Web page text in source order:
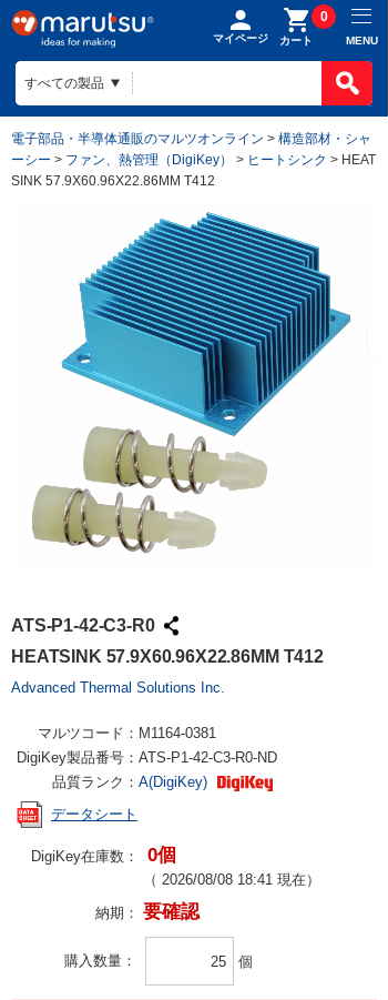
マイページ カート
0
MENU
電子部品・半導体通販のマルツオンライン > 構造部材・シャ
ーシー > ファン、熱管理（DigiKey） > ヒートシンク > HEAT
SINK 57.9X60.96X22.86MM T412
ATS-P1-42-C3-R0
HEATSINK 57.9X60.96X22.86MM T412
Advanced Thermal Solutions Inc.
マルツコード： M1164-0381
DigiKey製品番号： ATS-P1-42-C3-R0-ND
品質ランク： A(DigiKey)
データシート
DigiKey在庫数： 0個
（ 2026/08/08 18:41 現在）
納期： 要確認
購入数量 個